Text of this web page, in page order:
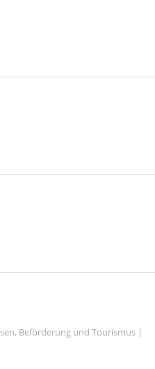
Beförderung und Tourismus |